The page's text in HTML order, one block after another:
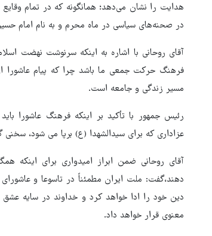
هدایت را نشان می‌دهد؛ همانگونه که در تمام
در صحنه‌های سیاسی در ماه محرم و به نام امام
آقای روحانی با اشاره به اینکه سرنوشت نهضت
فرهنگ حرکت جمعی ما باشد چرا که پیام
مسیر زندگی و جامعه است.
رئیس جمهور با تأکید بر اینکه فرهنگ عاشورا
عزاداری که برای سیدالشهدا (ع) برپا می شود، سخنی
آقای روحانی ضمن ابراز امیدواری برای اینکه
دهند،گفت: ملت ایران مطمئناً در تاسوعا و
دین خود را ادا خواهد کرد و خداوند در سایه
معنوی قرار خواهد داد.
در منطقه